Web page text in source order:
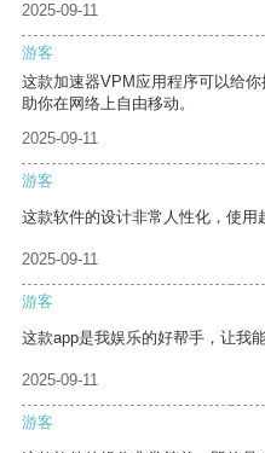
2025-09-11
游客
这款加速器VPM应用程序可以给
助你在网络上自由移动。
2025-09-11
游客
这款软件的设计非常人性化，使用
2025-09-11
游客
这款app是我娱乐的好帮手，让我
2025-09-11
游客